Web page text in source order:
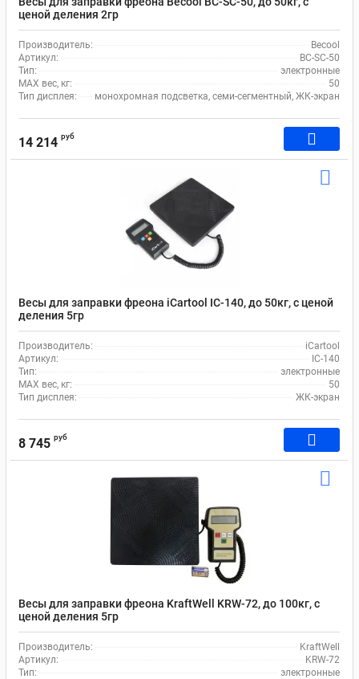
ценой деления 2гр
Производитель:
Becool
Артикул:
BC-SC-50
Тип:
электронные
MAX вес, кг:
50
Тип дисплея:
монохромная подсветка, семи-сегментный, ЖК-экран
14 214 руб
Весы для заправки фреона iCartool IC-140, до 50кг, с ценой
деления 5гр
Производитель:
iCartool
Артикул:
IC-140
Тип:
электронные
MAX вес, кг:
50
Тип дисплея:
ЖК-экран
8 745 руб
Весы для заправки фреона KraftWell KRW-72, до 100кг, с
ценой деления 5гр
Производитель:
KraftWell
Артикул:
KRW-72
Тип:
электронные